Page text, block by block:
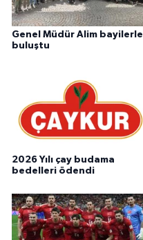
Genel Müdür Alim bayilerle
buluştu
2026 Yılı çay budama
bedelleri ödendi